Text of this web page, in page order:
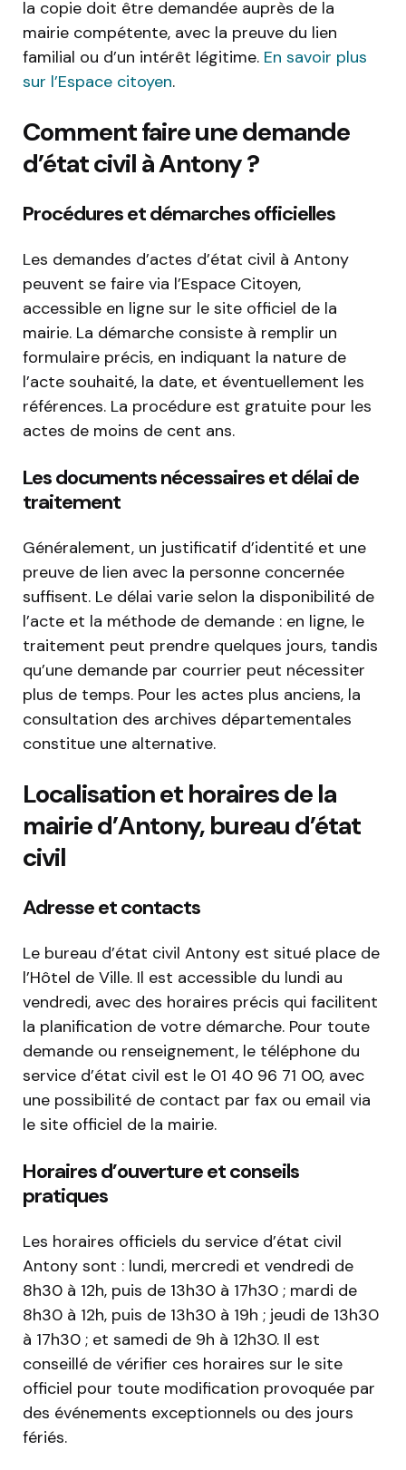
la copie doit être demandée auprès de la
mairie compétente, avec la preuve du lien
familial ou d’un intérêt légitime. En savoir plus
sur l’Espace citoyen.
Comment faire une demande
d’état civil à Antony ?
Procédures et démarches officielles
Les demandes d’actes d’état civil à Antony
peuvent se faire via l’Espace Citoyen,
accessible en ligne sur le site officiel de la
mairie. La démarche consiste à remplir un
formulaire précis, en indiquant la nature de
l’acte souhaité, la date, et éventuellement les
références. La procédure est gratuite pour les
actes de moins de cent ans.
Les documents nécessaires et délai de
traitement
Généralement, un justificatif d’identité et une
preuve de lien avec la personne concernée
suffisent. Le délai varie selon la disponibilité de
l’acte et la méthode de demande : en ligne, le
traitement peut prendre quelques jours, tandis
qu’une demande par courrier peut nécessiter
plus de temps. Pour les actes plus anciens, la
consultation des archives départementales
constitue une alternative.
Localisation et horaires de la
mairie d’Antony, bureau d’état
civil
Adresse et contacts
Le bureau d’état civil Antony est situé place de
l’Hôtel de Ville. Il est accessible du lundi au
vendredi, avec des horaires précis qui facilitent
la planification de votre démarche. Pour toute
demande ou renseignement, le téléphone du
service d’état civil est le 01 40 96 71 00, avec
une possibilité de contact par fax ou email via
le site officiel de la mairie.
Horaires d’ouverture et conseils
pratiques
Les horaires officiels du service d’état civil
Antony sont : lundi, mercredi et vendredi de
8h30 à 12h, puis de 13h30 à 17h30 ; mardi de
8h30 à 12h, puis de 13h30 à 19h ; jeudi de 13h30
à 17h30 ; et samedi de 9h à 12h30. Il est
conseillé de vérifier ces horaires sur le site
officiel pour toute modification provoquée par
des événements exceptionnels ou des jours
fériés.